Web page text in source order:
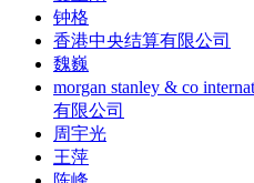
钟格
香港中央结算有限公司
魏巍
morgan stanley & co
有限公司
周宇光
王萍